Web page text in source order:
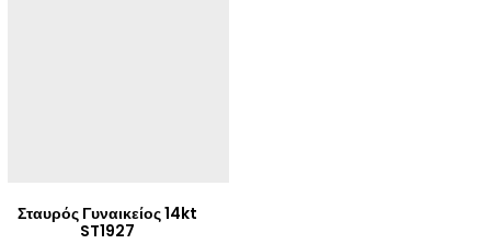
Σταυρός Γυναικείος 14kt
ST1927